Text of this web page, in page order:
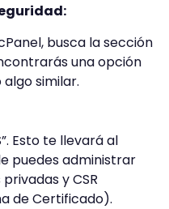
busca la sección
una opción
algo similar.
Esto te llevará al
puedes administrar
y CSR
de Certificado).